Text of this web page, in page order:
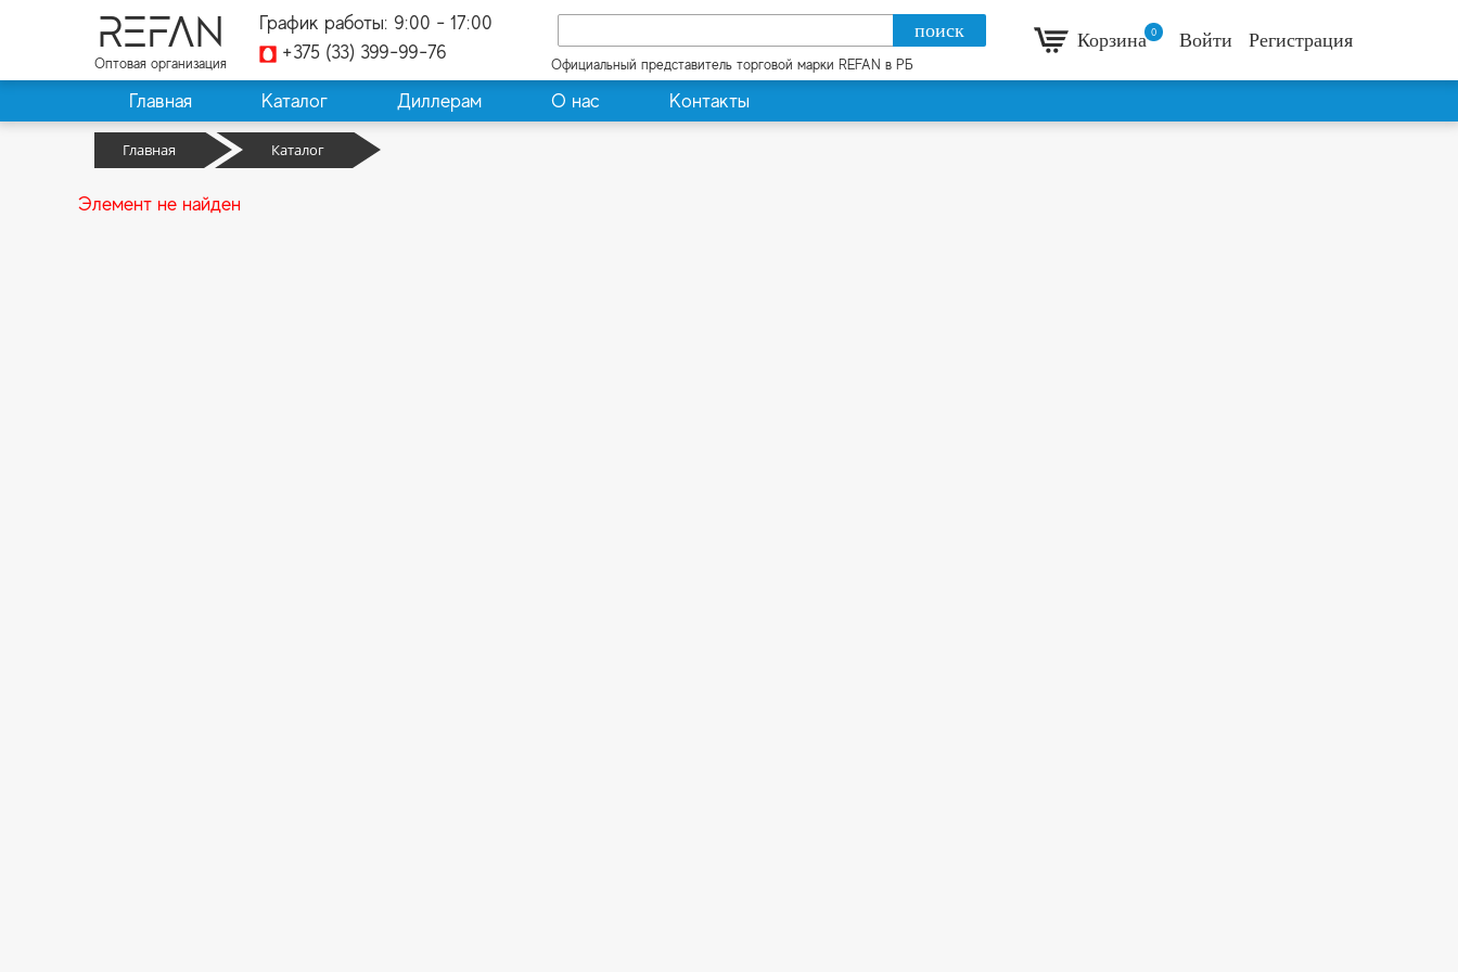
REFAN
Оптовая организация
График работы: 9:00 - 17:00
+375 (33) 399-99-76
Официальный представитель торговой марки REFAN в РБ
Корзина 0 Войти Регистрация
Главная Каталог Диллерам О нас Контакты
Главная Каталог
Элемент не найден